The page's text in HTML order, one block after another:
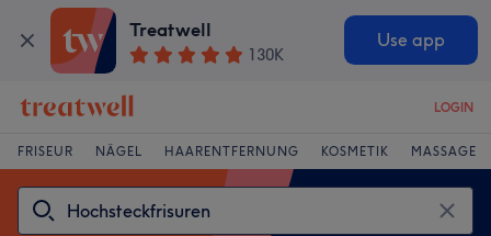
Treatwell
130K
Use app
LOGIN
FRISEUR NÄGEL HAARENTFERNUNG KOSMETIK MASSAGE